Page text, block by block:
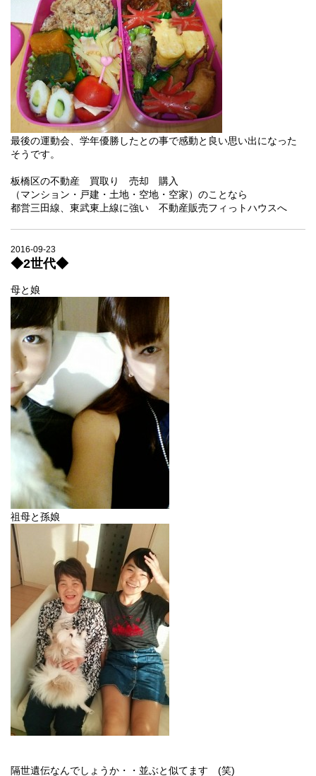
最後の運動会、学年優勝したとの事で感動と良い思い出になった
そうです。
板橋区の不動産 買取り 売却 購入
（マンション・戸建・土地・空地・空家）のことなら
都営三田線、東武東上線に強い 不動産販売フィっトハウスへ
2016-09-23
◆2世代◆
母と娘
祖母と孫娘
隔世遺伝なんでしょうか・・並ぶと似てます (笑)